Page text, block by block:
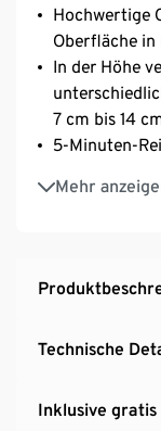
Hochwertige
Oberfläche
In der Höhe
7 cm bis 14
5-Minuten-
Mehr
Individuell
Integrierte
einfaches
Individuell
Top-Preis-
Technische
Inklusive gratis